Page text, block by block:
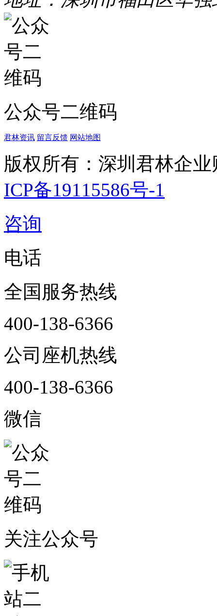
公众号二维码
君林资讯 留言反馈 网站地图
版权所有：深圳君林企
ICP备19115586号-1
咨询
电话
全国服务热线
400-138-6366
公司座机热线
400-138-6366
微信
关注公众号